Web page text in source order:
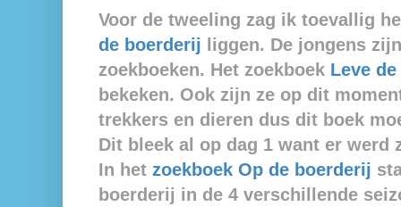
Voor de tweeling zag ik toevallig
de boerderij
liggen. De jongens
zoekboeken. Het zoekboek Leve
bekeken. Ook zijn ze op dit
trekkers en dieren dus dit boek
Dit bleek al op dag 1 want er
In het zoekboek Op de boerderij
boerderij in de 4 verschillende